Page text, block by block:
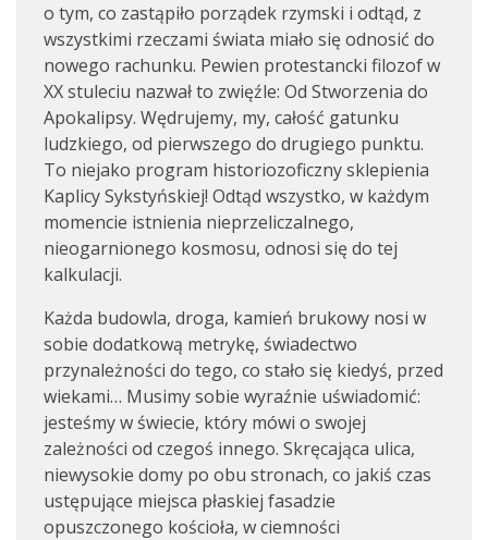
o tym, co zastąpiło porządek rzymski i odtąd, z
wszystkimi rzeczami świata miało się odnosić do
nowego rachunku. Pewien protestancki filozof w
XX stuleciu nazwał to zwięźle: Od Stworzenia do
Apokalipsy. Wędrujemy, my, całość gatunku
ludzkiego, od pierwszego do drugiego punktu.
To niejako program historiozoficzny sklepienia
Kaplicy Sykstyńskiej! Odtąd wszystko, w każdym
momencie istnienia nieprzeliczalnego,
nieogarnionego kosmosu, odnosi się do tej
kalkulacji.
Każda budowla, droga, kamień brukowy nosi w
sobie dodatkową metrykę, świadectwo
przynależności do tego, co stało się kiedyś, przed
wiekami… Musimy sobie wyraźnie uświadomić:
jesteśmy w świecie, który mówi o swojej
zależności od czegoś innego. Skręcająca ulica,
niewysokie domy po obu stronach, co jakiś czas
ustępujące miejsca płaskiej fasadzie
opuszczonego kościoła, w ciemności